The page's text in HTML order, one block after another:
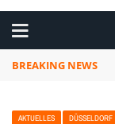
BREAKING NEWS
AKTUELLES DÜSSELDORF